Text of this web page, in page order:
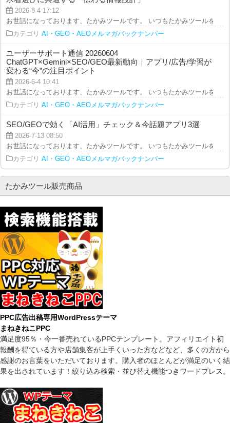
2026-8-4 17:12
お世話になっております、たかみツールです。 いつもたかみツールをご
カテゴリ AI・GEO・AEOメルマガバックナンバー
ユーザーサポート通信 20260604
ChatGPT×Gemini×SEO/GEO最新動向｜アプリ/広告/学習が
変わる“今”の注目ポイント
2026-6-4 10:41
お世話になっております、たかみツールです。 いつもたかみツールをご
カテゴリ AI・GEO・AEOメルマガバックナンバー
SEO/GEOで効く「AI活用」チェック＆今話題アプリ3選
2026-7-13 08:50
お世話になっております、たかみツールです。 いつもたかみツールをご
カテゴリ AI・GEO・AEOメルマガバックナンバー
たかみツール販売商品
PPC広告出稿専用WordPressテーマ
まねきねこPPC
満足度95％・今一番売れているPPCテンプレート。アフィリエイト初
報酬を得ている方や店舗集客が上手くいった方などなど、多くの方から
感謝のお言葉をいただいております。購入者のほとんどが満足のいく結
果を出されています！絞り込み検索・並び替え機能つきワードプレス。